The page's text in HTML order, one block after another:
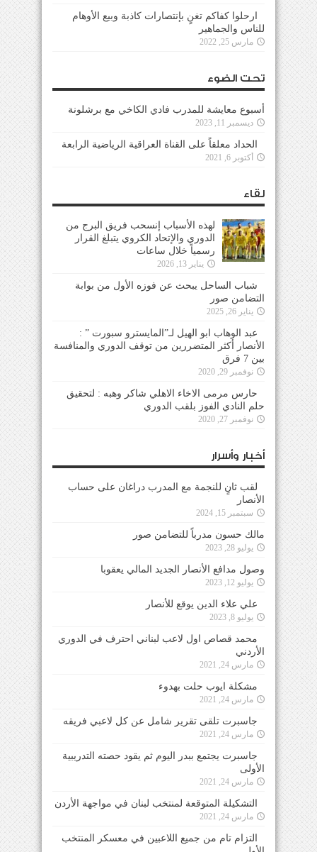
ارحلوا كفاكم تغنٍ بإنتصارات كاذبة وبيع الأوهام
للناس والجماهير
مارس 25, 2022
تحت الضوء
أسبوع معايشة للمدرب فادي الكاخي مع برشلونة
ديسمبر 11, 2023
الحداد معلقاً على القناة العراقية الرياضية الرابعة
أكتوبر 6, 2021
لقاء
لهذه الأسباب إنسحب فريق البرج من
الدوري والإتحاد الكروي يتبلغ القرار
رسمياً خلال ساعات
يناير 13, 2026
شباب الساحل يبحث عن فوزه الأول من بوابة
التضامن صور
يناير 26, 2025
عبد الوهاب ابو الهيل لـ”المايسترو سبورت ” :
الأنصار أكثر المتضررين من توقف الدوري والمنافسة
بين 7 فرق
نوفمبر 29, 2020
حارس مرمى الاخاء الاهلي شاكر وهبه : لتحقيق
حلم النادي الفوز بلقب الدوري
نوفمبر 27, 2020
أخبار وأسرار
لقب ثانٍ للنجمة مع المدرب دراغان على حساب
الأنصار
سبتمبر 15, 2024
مالك حسون مدرباً للتضامن صور
يوليو 28, 2023
وصول مدافع الأنصار الجديد المالي يعقوبا
يوليو 12, 2023
علي علاء الدين يوقع للأنصار
يوليو 8, 2023
محمد قصاص اول لاعب لبناني احترف في الدوري
الأردني
مارس 24, 2021
مشكلة ايوب حلت بهدوء
مارس 24, 2021
جاسبرت تلقى تقرير شامل عن كل لاعبي فريقه
مارس 24, 2021
جاسبرت يجتمع ببدر اليوم ثم يقود حصته التدريبية
الأولى
مارس 24, 2021
التشكيلة المتوقعة لمنتخب لبنان في مواجهة الأردن
مارس 24, 2021
التزام تام من جميع اللاعبين في معسكر المنتخب